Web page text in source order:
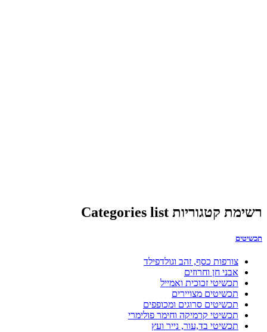
רשימת קטגוריות Categories list
תכשיטים
צורפות כסף, זהב וגולדפילד
אבני חן וחרוזים
תכשיטי זכוכית ואמייל
תכשיטים מצויירים
תכשיטים סרוגים ומכופפים
תכשיטי קרמיקה וחימר פולימרי
תכשיטי בד,עור, נייר ועץ